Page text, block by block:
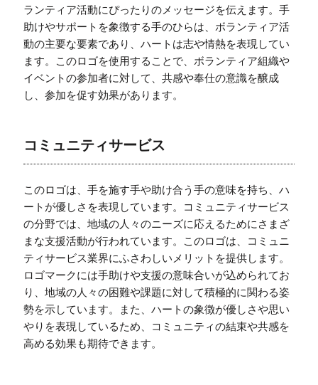
ランティア活動にぴったりのメッセージを伝えます。手
助けやサポートを象徴する手のひらは、ボランティア活
動の主要な要素であり、ハートは志や情熱を表現してい
ます。このロゴを使用することで、ボランティア組織や
イベントの参加者に対して、共感や奉仕の意識を醸成
し、参加を促す効果があります。
コミュニティサービス
このロゴは、手を施す手や助け合う手の意味を持ち、ハ
ートが優しさを表現しています。コミュニティサービス
の分野では、地域の人々のニーズに応えるためにさまざ
まな支援活動が行われています。このロゴは、コミュニ
ティサービス業界にふさわしいメリットを提供します。
ロゴマークには手助けや支援の意味合いが込められてお
り、地域の人々の困難や課題に対して積極的に関わる姿
勢を示しています。また、ハートの象徴が優しさや思い
やりを表現しているため、コミュニティの結束や共感を
高める効果も期待できます。